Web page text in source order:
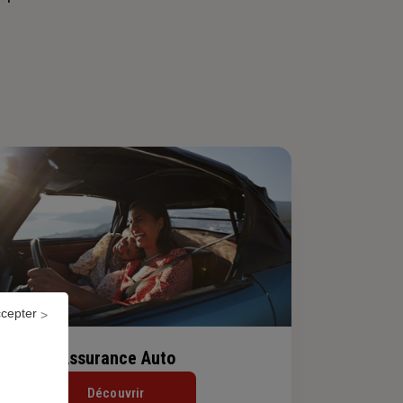
Assurance Auto
Découvrir